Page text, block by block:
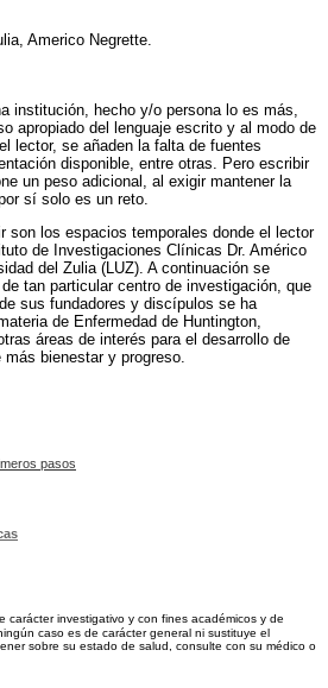
Americo Negrette.
institución, hecho y/o persona lo es más,
apropiado del lenguaje escrito y al modo de
lector, se añaden la falta de fuentes
disponible, entre otras. Pero escribir
un peso adicional, al exigir mantener la
sí solo es un reto.
son los espacios temporales donde el lector
de Investigaciones Clínicas Dr. Américo
del Zulia (LUZ). A continuación se
tan particular centro de investigación, que
sus fundadores y discípulos se ha
de Enfermedad de Huntington,
áreas de interés para el desarrollo de
bienestar y progreso.
pasos
investigativo y con fines académicos y de
caso es de carácter general ni sustituye el
sobre su estado de salud, consulte con su médico o